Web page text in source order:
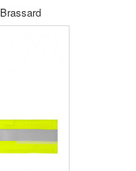
Brassard